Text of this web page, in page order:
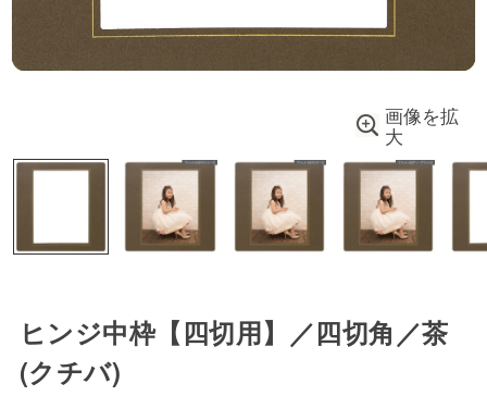
画像を拡
大
ヒンジ中枠【四切用】／四切角／茶
(クチバ)